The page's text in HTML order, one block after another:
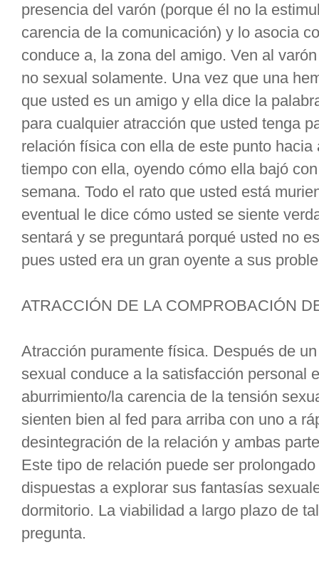
presencia del varón (porque él no la
carencia de la comunicación) y lo asocia
conduce a, la zona del amigo. Ven al
no sexual solamente. Una vez que una
que usted es un amigo y ella dice la
para cualquier atracción que usted tenga
relación física con ella de este punto
tiempo con ella, oyendo cómo ella bajó
semana. Todo el rato que usted está
eventual le dice cómo usted se siente
sentará y se preguntará porqué usted no
pues usted era un gran oyente a sus
ATRACCIÓN DE LA COMPROBACIÓN
Atracción puramente física. Después de
sexual conduce a la satisfacción personal
aburrimiento/la carencia de la tensión
sienten bien al fed para arriba con uno a
desintegración de la relación y ambas
Este tipo de relación puede ser
dispuestas a explorar sus fantasías
dormitorio. La viabilidad a largo plazo de
pregunta.